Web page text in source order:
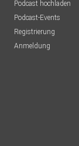
Podcast hochladen
Podcast-Events
Registrierung
Anmeldung